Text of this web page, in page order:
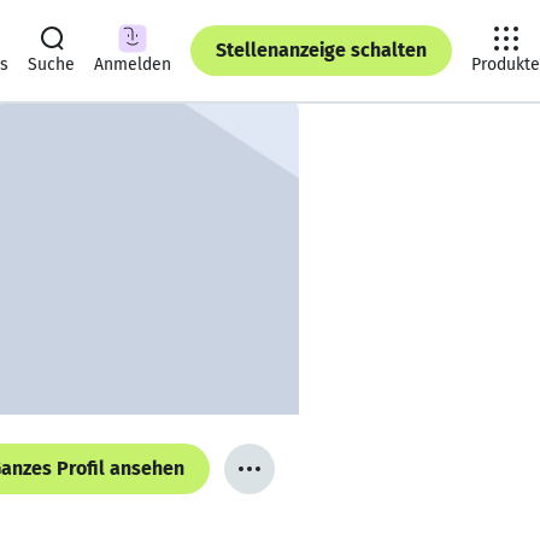
Suche Anmelden
Stellenanzeige schalten
Produkte
Profil ansehen